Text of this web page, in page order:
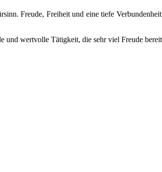
Freude, Freiheit und eine tiefe
und wertvolle Tätigkeit, die sehr viel Freude